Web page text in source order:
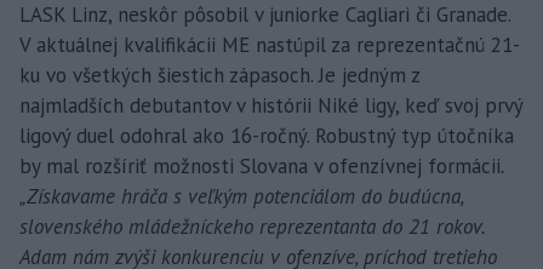
LASK Linz, neskôr pôsobil v juniorke Cagliari či Granade.
V aktuálnej kvalifikácii ME nastúpil za reprezentačnú 21-
ku vo všetkých šiestich zápasoch. Je jedným z
najmladších debutantov v histórii Niké ligy, keď svoj prvý
ligový duel odohral ako 16-ročný. Robustný typ útočníka
by mal rozšíriť možnosti Slovana v ofenzívnej formácii.
„Získavame hráča s veľkým potenciálom do budúcna,
slovenského mládežníckeho reprezentanta do 21 rokov.
Adam nám zvýši konkurenciu v ofenzíve, príchod tretieho